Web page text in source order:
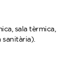
sala tèrmica,